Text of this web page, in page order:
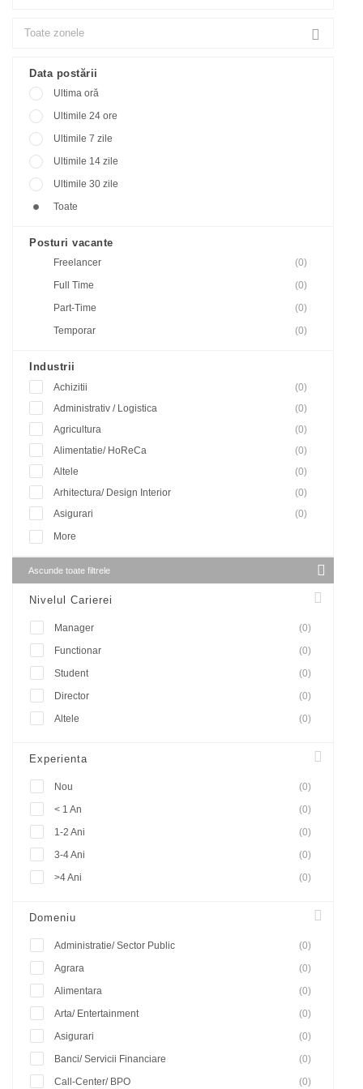
Data postării
Ultima oră
Ultimile 24 ore
Ultimile 7 zile
Ultimile 14 zile
Ultimile 30 zile
Toate
Posturi vacante
Freelancer
(0)
Full Time
(0)
Part-Time
(0)
Temporar
(0)
Industrii
Achizitii
(0)
Administrativ / Logistica
(0)
Agricultura
(0)
Alimentatie/ HoReCa
(0)
Altele
(0)
Arhitectura/ Design Interior
(0)
Asigurari
(0)
More
Ascunde toate filtrele
Nivelul Carierei
Manager
(0)
Functionar
(0)
Student
(0)
Director
(0)
Altele
(0)
Experienta
Nou
(0)
< 1 An
(0)
1-2 Ani
(0)
3-4 Ani
(0)
>4 Ani
(0)
Domeniu
Administratie/ Sector Public
(0)
Agrara
(0)
Alimentara
(0)
Arta/ Entertainment
(0)
Asigurari
(0)
Banci/ Servicii Financiare
(0)
Call-Center/ BPO
(0)